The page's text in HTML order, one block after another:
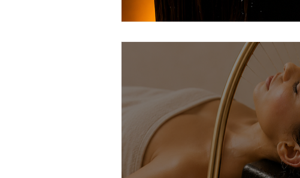
ciudad real